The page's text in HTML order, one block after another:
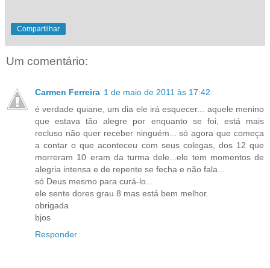
Compartilhar
Um comentário:
Carmen Ferreira 1 de maio de 2011 às 17:42
é verdade quiane, um dia ele irá esquecer... aquele menino
que estava tão alegre por enquanto se foi, está mais
recluso não quer receber ninguém... só agora que começa
a contar o que aconteceu com seus colegas, dos 12 que
morreram 10 eram da turma dele...ele tem momentos de
alegria intensa e de repente se fecha e não fala...
só Deus mesmo para curá-lo...
ele sente dores grau 8 mas está bem melhor.
obrigada
bjos
Responder